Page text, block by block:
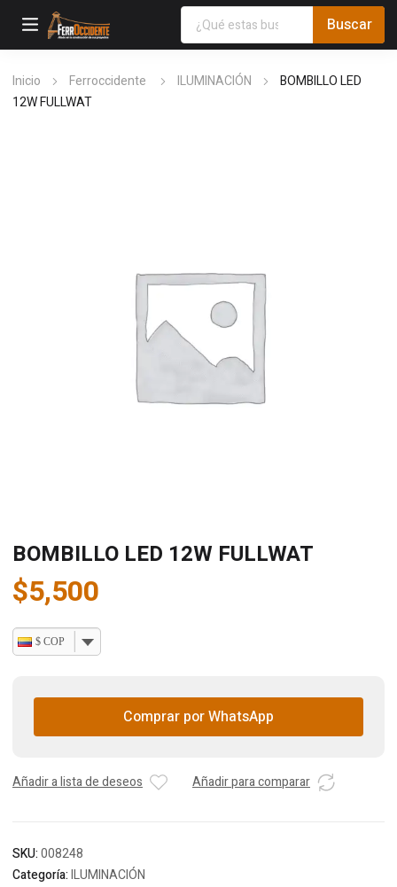
Inicio Ferroccidente ILUMINACIÓN
BOMBILLO LED
12W FULLWAT
BOMBILLO LED 12W FULLWAT
$5,500
$ COP
Comprar por WhatsApp
Añadir a lista de deseos Añadir para comparar
SKU:008248
Categoría:ILUMINACIÓN